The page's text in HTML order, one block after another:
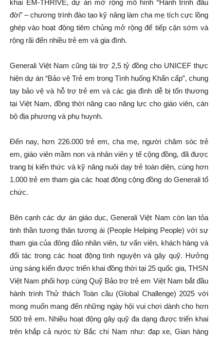
khai EM-THRIVE, dự án mở rộng mô hình “Hành trình đầu
đời” – chương trình đào tạo kỹ năng làm cha mẹ tích cực lồng
ghép vào hoạt động tiêm chủng mở rộng để tiếp cận sớm và
rộng rãi đến nhiều trẻ em và gia đình.
Generali Việt Nam cũng tài trợ 2,5 tỷ đồng cho UNICEF thực
hiện dự án “Bảo vệ Trẻ em trong Tình huống Khẩn cấp”, chung
tay bảo vệ và hỗ trợ trẻ em và các gia đình dễ bị tổn thương
tại Việt Nam, đồng thời nâng cao năng lực cho giáo viên, cán
bộ địa phương và phụ huynh.
Đến nay, hơn 226.000 trẻ em, cha mẹ, người chăm sóc trẻ
em, giáo viên mầm non và nhân viên y tế cộng đồng, đã được
trang bị kiến thức và kỹ năng nuôi dạy trẻ toàn diện, cùng hơn
1.000 trẻ em tham gia các hoạt động cộng đồng do Generali tổ
chức.
Bên cạnh các dự án giáo dục, Generali Việt Nam còn lan tỏa
tinh thần tương thân tương ái (People Helping People) với sự
tham gia của đông đảo nhân viên, tư vấn viên, khách hàng và
đối tác trong các hoạt động tình nguyện và gây quỹ. Hưởng
ứng sáng kiến được triển khai đồng thời tại 25 quốc gia, THSN
Việt Nam phối hợp cùng Quỹ Bảo trợ trẻ em Việt Nam bắt đầu
hành trình Thử thách Toàn cầu (Global Challenge) 2025 với
mong muốn mang đến những ngày hội vui chơi dành cho hơn
500 trẻ em. Nhiều hoạt động gây quỹ đa dạng được triển khai
trên khắp cả nước từ Bắc chí Nam như: đạp xe, Gian hàng